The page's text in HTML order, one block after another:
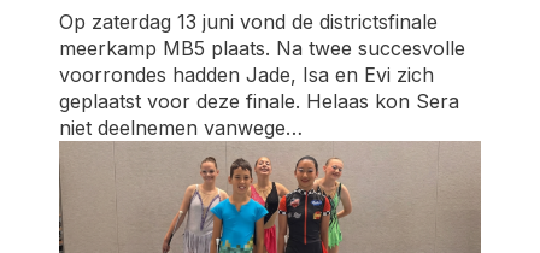
Op zaterdag 13 juni vond de districtsfinale
meerkamp MB5 plaats. Na twee succesvolle
voorrondes hadden Jade, Isa en Evi zich
geplaatst voor deze finale. Helaas kon Sera
niet deelnemen vanwege…